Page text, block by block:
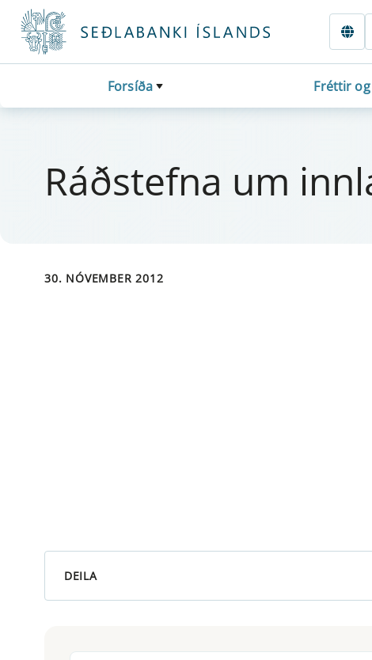
Fara beint í Meginmál
Forsíða Fréttir
Ráðstefna um
30. NÓVEMBER 2012
DEILA